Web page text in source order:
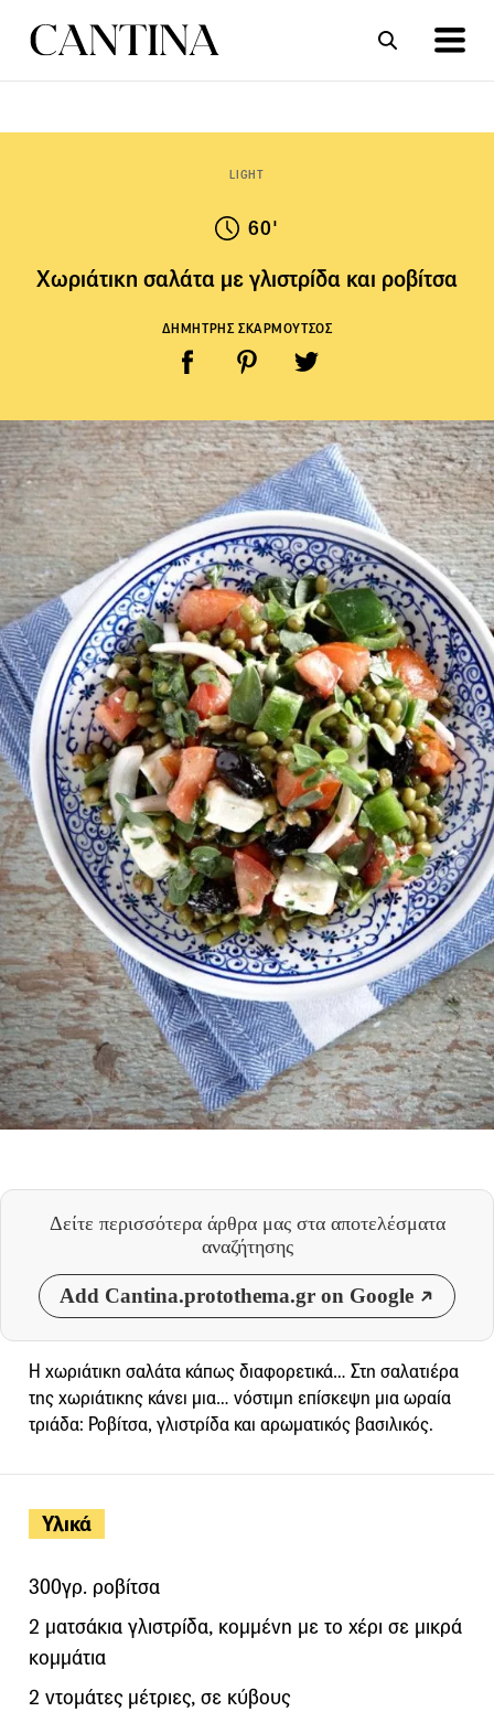
LIGHT
60'
Χωριάτικη σαλάτα με γλιστρίδα και ροβίτσα
ΔΗΜΗΤΡΗΣ ΣΚΑΡΜΟΥΤΣΟΣ
Δείτε περισσότερα άρθρα μας στα αποτελέσματα
αναζήτησης
Add Cantina.protothema.gr on Google
Υλικά
300γρ. ροβίτσα
2 ματσάκια γλιστρίδα, κομμένη με το χέρι σε μικρά
κομμάτια
2 ντομάτες μέτριες, σε κύβους
Η χωριάτικη σαλάτα κάπως διαφορετικά… Στη σαλατιέρα
της χωριάτικης κάνει μια… νόστιμη επίσκεψη μια ωραία
τριάδα: Ροβίτσα, γλιστρίδα και αρωματικός βασιλικός.